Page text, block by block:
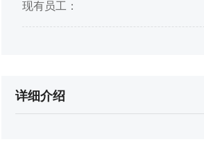
现有员工：
详细介绍